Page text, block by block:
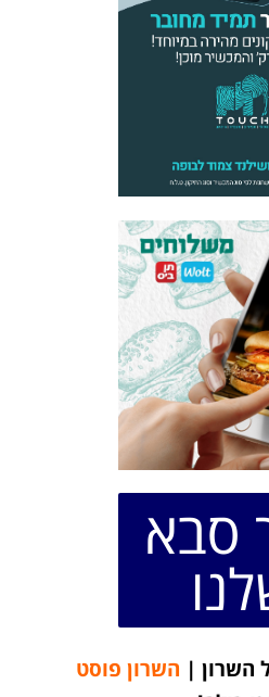
סבא
השרון | השרון פוסט